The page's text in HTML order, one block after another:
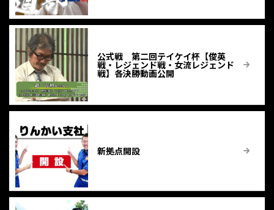
公式戦 第二回テイケイ杯【俊英
戦・レジェンド戦・女流レジェンド
戦】各決勝動画公開
新拠点開設